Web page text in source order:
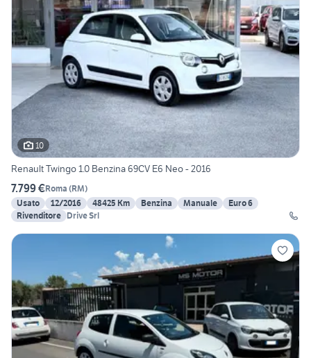
10
Renault Twingo 1.0 Benzina 69CV E6 Neo - 2016
7.799 €Roma (RM)
Usato
12/2016 48425 Km Benzina Manuale
Euro 6
Rivenditore Drive Srl